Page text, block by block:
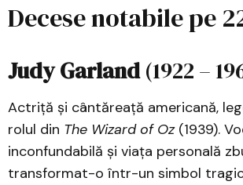
Decese notabile pe
Judy Garland(1922 –
Actriță și cântăreață americană,
rolul din The Wizard of Oz(1939).
inconfundabilă și viața personală
transformat-o într-un simbol